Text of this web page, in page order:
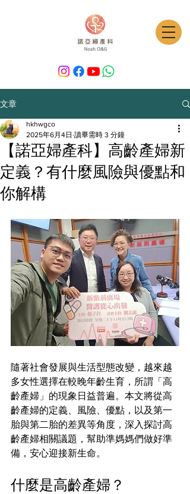
文章
【諾亞婦產科】高齡產婦新
定義？有什麼風險與優點和
你解構
hkhwgco
2025年6月4日 讀畢需時 3 分鐘
隨著社會發展與生活型態改變，越來越
多女性選擇在較晚年齡生育，所謂「高
齡產婦」的現象日益普遍。本文將從高
齡產婦的定義、風險、優點，以及第一
胎與第二胎的差異等角度，深入探討高
齡產婦相關議題，幫助準媽媽們做好準
備，安心迎接新生命。
什麼是高齡產婦？